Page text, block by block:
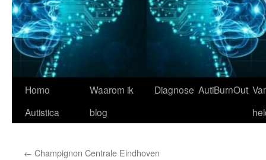
Homo
Autistica
Waarom ik
blog
Diagnose AutiBurnOut
← Champignon Centrale Eindhoven